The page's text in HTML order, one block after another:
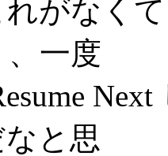
がなくて
一度
と思